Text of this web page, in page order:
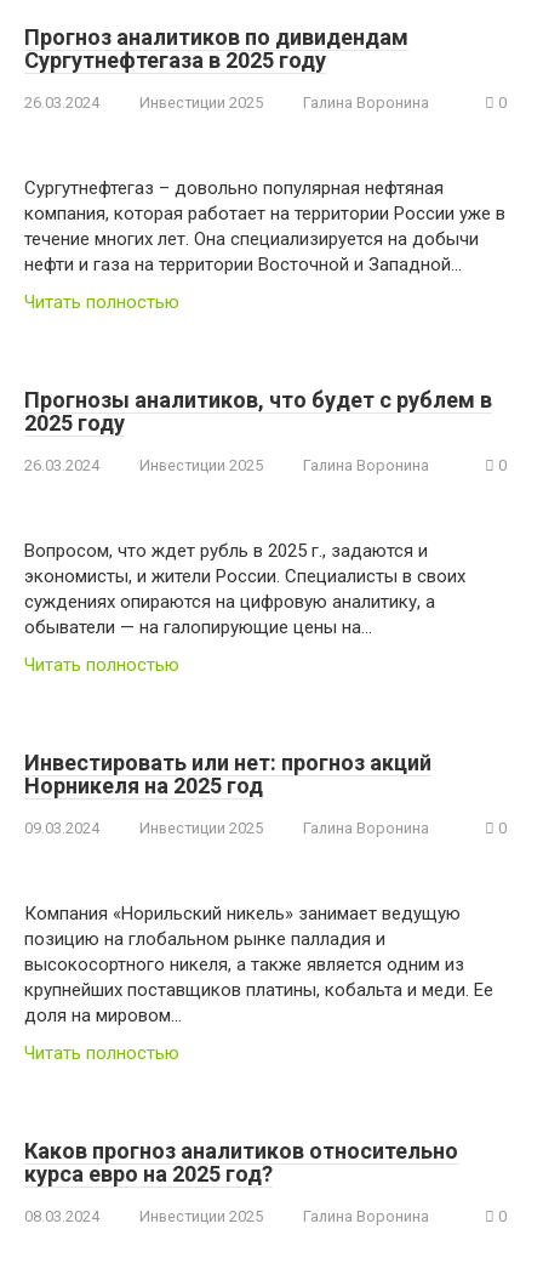
Прогноз аналитиков по дивидендам
Сургутнефтегаза в 2025 году
26.03.2024 Инвестиции 2025 Галина Воронина 0
Сургутнефтегаз – довольно популярная нефтяная
компания, которая работает на территории России уже в
течение многих лет. Она специализируется на добычи
нефти и газа на территории Восточной и Западной…
Читать полностью
Прогнозы аналитиков, что будет с рублем в
2025 году
26.03.2024 Инвестиции 2025 Галина Воронина 0
Вопросом, что ждет рубль в 2025 г., задаются и
экономисты, и жители России. Специалисты в своих
суждениях опираются на цифровую аналитику, а
обыватели — на галопирующие цены на…
Читать полностью
Инвестировать или нет: прогноз акций
Норникеля на 2025 год
09.03.2024 Инвестиции 2025 Галина Воронина 0
Компания «Норильский никель» занимает ведущую
позицию на глобальном рынке палладия и
высокосортного никеля, а также является одним из
крупнейших поставщиков платины, кобальта и меди. Ее
доля на мировом…
Читать полностью
Каков прогноз аналитиков относительно
курса евро на 2025 год?
08.03.2024 Инвестиции 2025 Галина Воронина 0